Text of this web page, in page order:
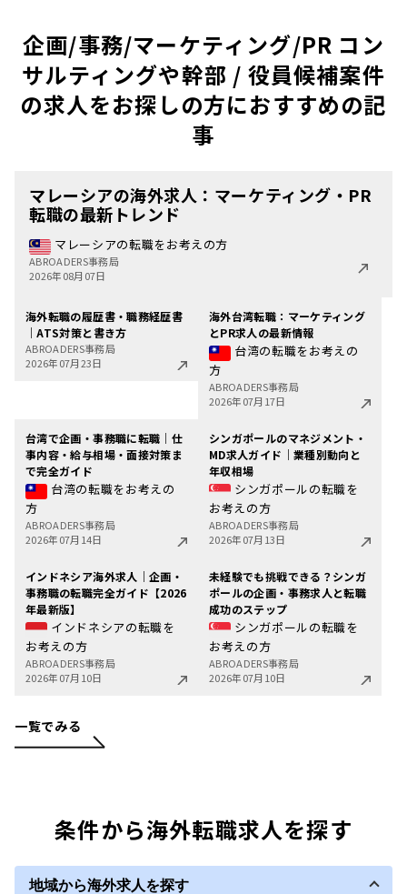
企画/事務/マーケティング/PR コン
サルティングや幹部 / 役員候補案件
の求人をお探しの方におすすめの記
事
マレーシアの海外求人：マーケティング・PR
転職の最新トレンド
マレーシアの転職をお考えの方
ABROADERS事務局
2026年08月07日
海外転職の履歴書・職務経歴書
｜ATS対策と書き方
ABROADERS事務局
2026年07月23日
海外台湾転職：マーケティング
とPR求人の最新情報
台湾の転職をお考えの
方
ABROADERS事務局
2026年07月17日
台湾で企画・事務職に転職｜仕
事内容・給与相場・面接対策ま
で完全ガイド
台湾の転職をお考えの
方
ABROADERS事務局
2026年07月14日
シンガポールのマネジメント・
MD求人ガイド｜業種別動向と
年収相場
シンガポールの転職を
お考えの方
ABROADERS事務局
2026年07月13日
インドネシア海外求人｜企画・
事務職の転職完全ガイド【2026
年最新版】
インドネシアの転職を
お考えの方
ABROADERS事務局
2026年07月10日
未経験でも挑戦できる？シンガ
ポールの企画・事務求人と転職
成功のステップ
シンガポールの転職を
お考えの方
ABROADERS事務局
2026年07月10日
一覧でみる
条件から海外転職求人を探す
地域から海外求人を探す